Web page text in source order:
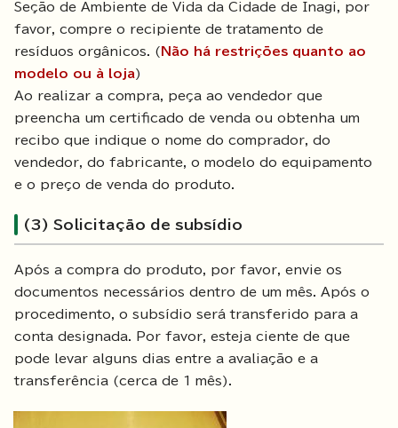
Seção de Ambiente de Vida da Cidade de Inagi, por
favor, compre o recipiente de tratamento de
resíduos orgânicos. ( Não há restrições quanto ao
modelo ou à loja )
Ao realizar a compra, peça ao vendedor que
preencha um certificado de venda ou obtenha um
recibo que indique o nome do comprador, do
vendedor, do fabricante, o modelo do equipamento
e o preço de venda do produto.
(3) Solicitação de subsídio
Após a compra do produto, por favor, envie os
documentos necessários dentro de um mês. Após o
procedimento, o subsídio será transferido para a
conta designada. Por favor, esteja ciente de que
pode levar alguns dias entre a avaliação e a
transferência (cerca de 1 mês).